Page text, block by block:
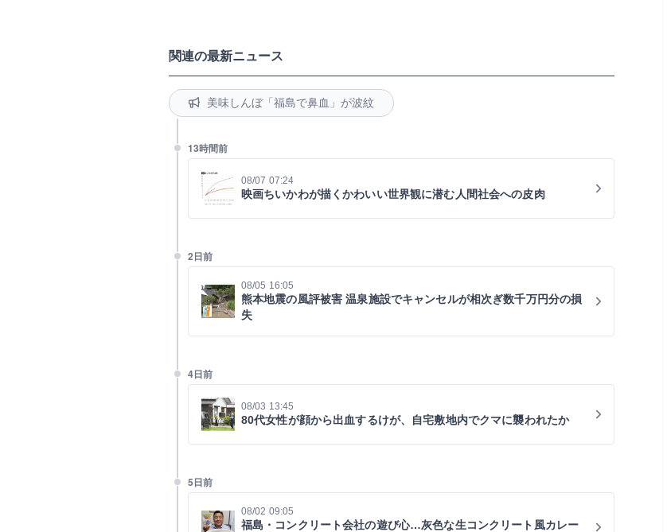
関連の最新ニュース
美味しんぼ「福島で鼻血」が波紋
13時間前
08/07 07:24
映画ちいかわが描くかわいい世界観に潜む人間社会への皮肉
2日前
08/05 16:05
熊本地震の風評被害 温泉施設でキャンセルが相次ぎ数千万円分の損
失
4日前
08/03 13:45
80代女性が顔から出血するけが、自宅敷地内でクマに襲われたか
5日前
08/02 09:05
福島・コンクリート会社の遊び心…灰色な生コンクリート風カレー